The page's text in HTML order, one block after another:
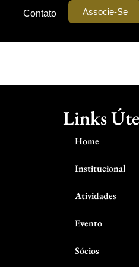
Contato Associe-Se
Links
Home
Institucional
Atividades
Evento
Sócios